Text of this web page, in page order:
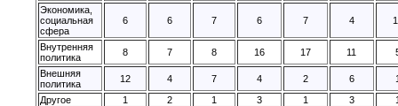
Экономика,
социальная
сфера
6 6 7 6 7 4
Внутренняя
политика
8 7 8 16 17 11
Внешняя
политика
12 4 7 4 2 6
Другое
1 2 1 3 1 3